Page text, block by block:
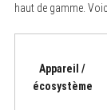
haut de gamme.
Appareil /
écosystème